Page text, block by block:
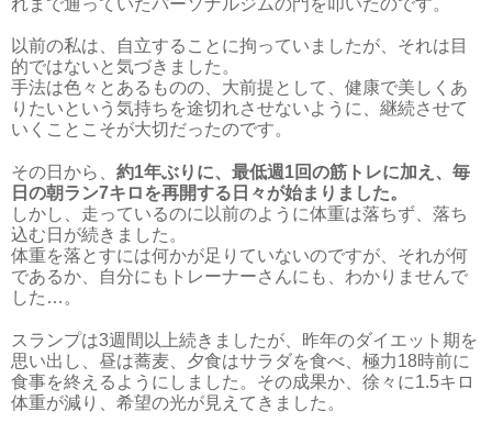
れまで通っていたパーソナルジムの門を叩いたのです。
以前の私は、自立することに拘っていましたが、それは目
的ではないと気づきました。
手法は色々とあるものの、大前提として、健康で美しくあ
りたいという気持ちを途切れさせないように、継続させて
いくことこそが大切だったのです。
その日から、 約1年ぶりに、最低週1回の筋トレに加え、毎
日の朝ラン7キロを再開する日々が始まりました。
しかし、走っているのに以前のように体重は落ちず、落ち
込む日が続きました。
体重を落とすには何かが足りていないのですが、それが何
であるか、自分にもトレーナーさんにも、わかりませんで
した…。
スランプは3週間以上続きましたが、昨年のダイエット期を
思い出し、昼は蕎麦、夕食はサラダを食べ、極力18時前に
食事を終えるようにしました。その成果か、徐々に1.5キロ
体重が減り、希望の光が見えてきました。